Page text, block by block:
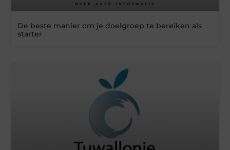
De beste manier om je doelgroep te bereiken als
starter